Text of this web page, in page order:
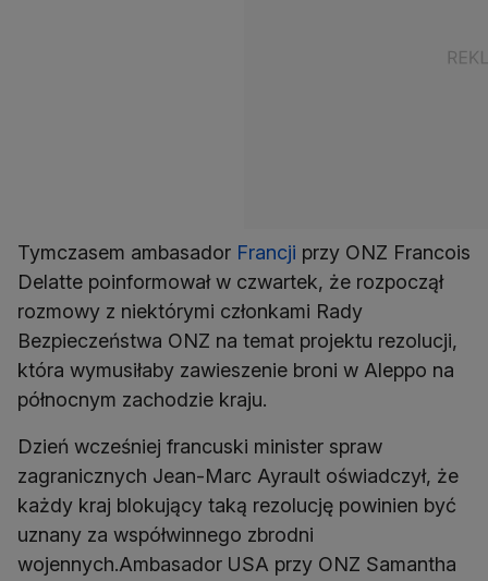
Tymczasem ambasador Francji przy ONZ Francois
Delatte poinformował w czwartek, że rozpoczął
rozmowy z niektórymi członkami Rady
Bezpieczeństwa ONZ na temat projektu rezolucji,
która wymusiłaby zawieszenie broni w Aleppo na
północnym zachodzie kraju.
Dzień wcześniej francuski minister spraw
zagranicznych Jean-Marc Ayrault oświadczył, że
każdy kraj blokujący taką rezolucję powinien być
uznany za współwinnego zbrodni
wojennych.Ambasador USA przy ONZ Samantha